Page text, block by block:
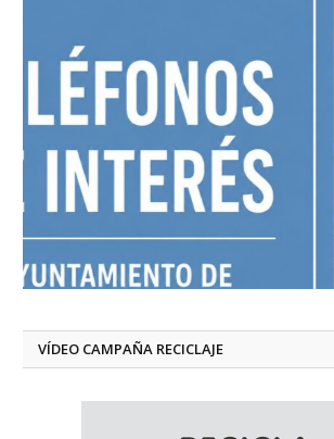
VÍDEO CAMPAÑA RECICLAJE